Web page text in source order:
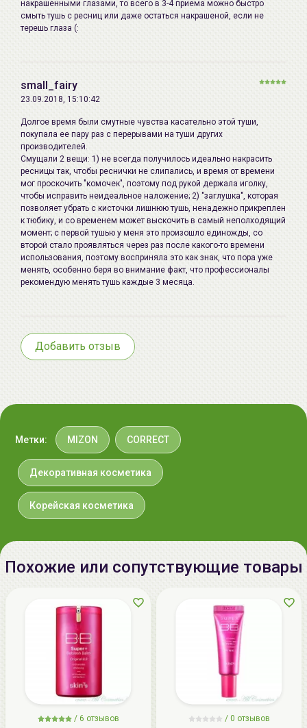
накрашенными глазами, то всего в 3-4 приема можно быстро
смыть тушь с ресниц или даже остаться накрашеной, если не
терешь глаза (:
small_fairy
23.09.2018, 15:10:42
Долгое время были смутные чувства касательно этой туши,
покупала ее пару раз с перерывами на туши других
производителей.
Смущали 2 вещи: 1) не всегда получилось идеально накрасить
ресницы так, чтобы реснички не слипались, и время от времени
мог проскочить "комочек", поэтому под рукой держала иголку,
чтобы исправить неидеальное наложение; 2) "заглушка", которая
позволяет убрать с кисточки лишнюю тушь, ненадежно прикреплен
к тюбику, и со временем может выскочить в самый неполходящий
момент; с первой тушью у меня это произошло единожды, со
второй стало проявляться через раз после какого-то времени
использования, поэтому восприняла это как знак, что пора уже
менять, особенно беря во внимание факт, что профессионалы
рекомендую менять тушь каждые 3 месяца.
Добавить отзыв
Метки: MIZON CORRECT
Декоративная косметика
Корейская косметика
Похожие или сопутствующие товары
/ 6 отзывов
/ 0 отзывов